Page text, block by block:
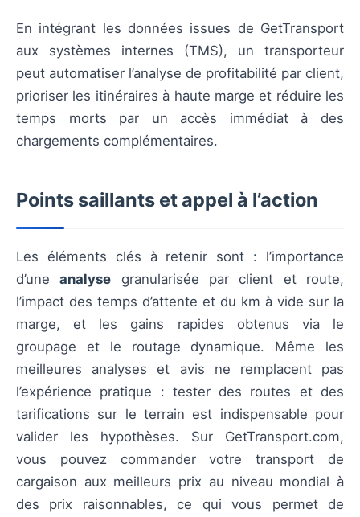
En intégrant les données issues de GetTransport
aux systèmes internes (TMS), un transporteur
peut automatiser l’analyse de profitabilité par client,
prioriser les itinéraires à haute marge et réduire les
temps morts par un accès immédiat à des
chargements complémentaires.
Points saillants et appel à l’action
Les éléments clés à retenir sont : l’importance
d’uneanalyse granularisée par client et route,
l’impact des temps d’attente et du km à vide sur la
marge, et les gains rapides obtenus via le
groupage et le routage dynamique. Même les
meilleures analyses et avis ne remplacent pas
l’expérience pratique : tester des routes et des
tarifications sur le terrain est indispensable pour
valider les hypothèses. Sur GetTransport.com,
vous pouvez commander votre transport de
cargaison aux meilleurs prix au niveau mondial à
des prix raisonnables, ce qui vous permet de